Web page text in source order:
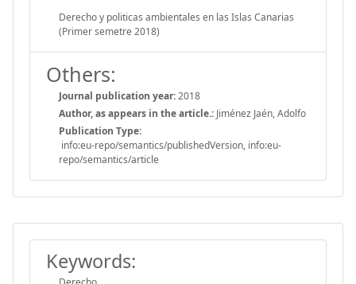
Derecho y politicas ambientales en las Islas Canarias
(Primer semetre 2018)
Others:
Journal publication year:2018
Author, as appears in the article.: Jiménez Jaén, Adolfo
Publication Type:
info:eu-repo/semantics/publishedVersion, info:eu-
repo/semantics/article
Keywords: